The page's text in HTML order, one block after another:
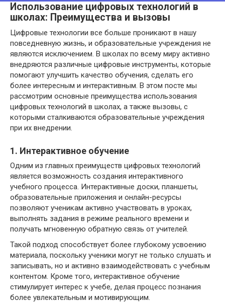
Использование цифровых технологий в
школах: Преимущества и вызовы
Цифровые технологии все больше проникают в нашу
повседневную жизнь, и образовательные учреждения не
являются исключением. В школах по всему миру активно
внедряются различные цифровые инструменты, которые
помогают улучшить качество обучения, сделать его
более интересным и интерактивным. В этом посте мы
рассмотрим основные преимущества использования
цифровых технологий в школах, а также вызовы, с
которыми сталкиваются образовательные учреждения
при их внедрении.
1. Интерактивное обучение
Одним из главных преимуществ цифровых технологий
является возможность создания интерактивного
учебного процесса. Интерактивные доски, планшеты,
образовательные приложения и онлайн-ресурсы
позволяют ученикам активно участвовать в уроках,
выполнять задания в режиме реального времени и
получать мгновенную обратную связь от учителей.
Такой подход способствует более глубокому усвоению
материала, поскольку ученики могут не только слушать и
записывать, но и активно взаимодействовать с учебным
контентом. Кроме того, интерактивное обучение
стимулирует интерес к учебе, делая процесс познания
более увлекательным и мотивирующим.